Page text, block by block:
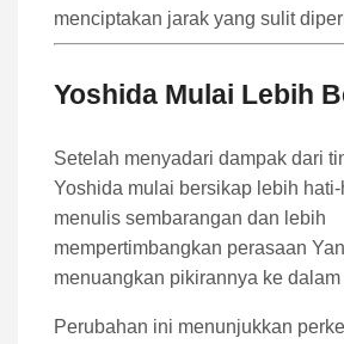
menciptakan jarak yang sulit
Yoshida Mulai Lebih
Setelah menyadari dampak dari
Yoshida mulai bersikap lebih
menulis sembarangan dan lebih
mempertimbangkan perasaan
menuangkan pikirannya ke
Perubahan ini menunjukkan